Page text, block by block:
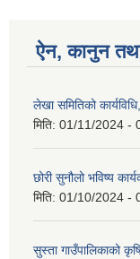
ऐन, कानुन तथा
लेखा समितिको
मिति: 01/11/2024 -
छोरी सुनौलो भविष्य
मिति: 01/10/2024 -
सुस्ता गाउँपालिकाको